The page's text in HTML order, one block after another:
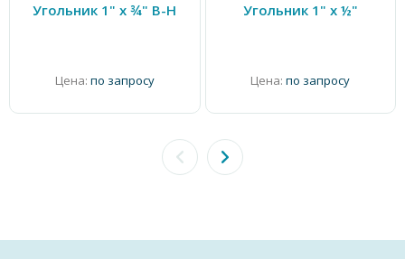
Угольник 1" x ¾" В-Н
Цена: по запросу
Угольник 1" x ½"
Цена: по запросу